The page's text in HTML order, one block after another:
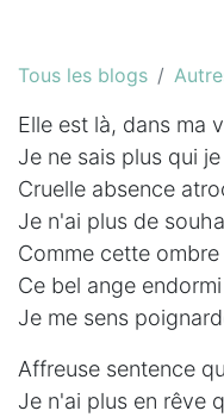
Tous les blogs
Elle est là, dans ma
Je ne sais plus qui
Cruelle absence
Je n'ai plus de
Comme cette ombre
Ce bel ange endormi
Je me sens
Affreuse sentence
Je n'ai plus en rêve